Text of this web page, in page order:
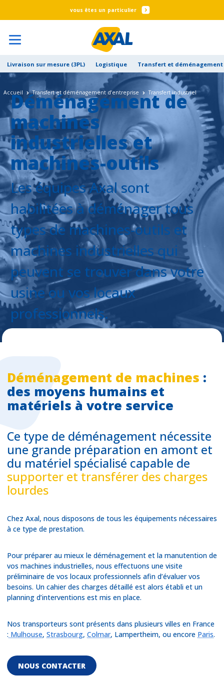
particulier
Livraison sur mesure (3PL) Logistique Transfert et déménagement
Déménagement de
machines
industrielles et
machines-outils
Les équipes Axal sont
habilitées à déménager tous
types de machines-outils et
machines industrielles qui
peuvent se trouver dans votre
usine ou vos locaux
professionnels.
Accueil Transfert et déménagement d’entreprise Transfert industriel
Déménagement de machines :
des moyens humains et
matériels à votre service
Ce type de déménagement nécessite
une grande préparation en amont et
du matériel spécialisé capable de
supporter et transférer des charges
lourdes
Chez Axal, nous disposons de tous les équipements nécessaires
à ce type de prestation.
Pour préparer au mieux le déménagement et la manutention de
vos machines industrielles, nous effectuons une visite
préliminaire de vos locaux professionnels afin d’évaluer vos
besoins. Un cahier des charges détaillé est alors établi et un
planning d’interventions est mis en place.
Nos transporteurs sont présents dans plusieurs villes en France
: Mulhouse, Strasbourg, Colmar, Lampertheim, ou encore Paris.
NOUS CONTACTER